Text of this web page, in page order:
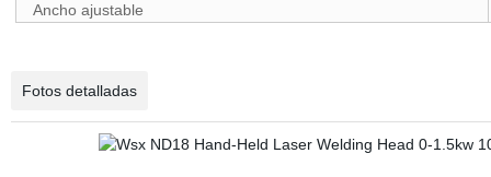
Ancho ajustable
Fotos detalladas